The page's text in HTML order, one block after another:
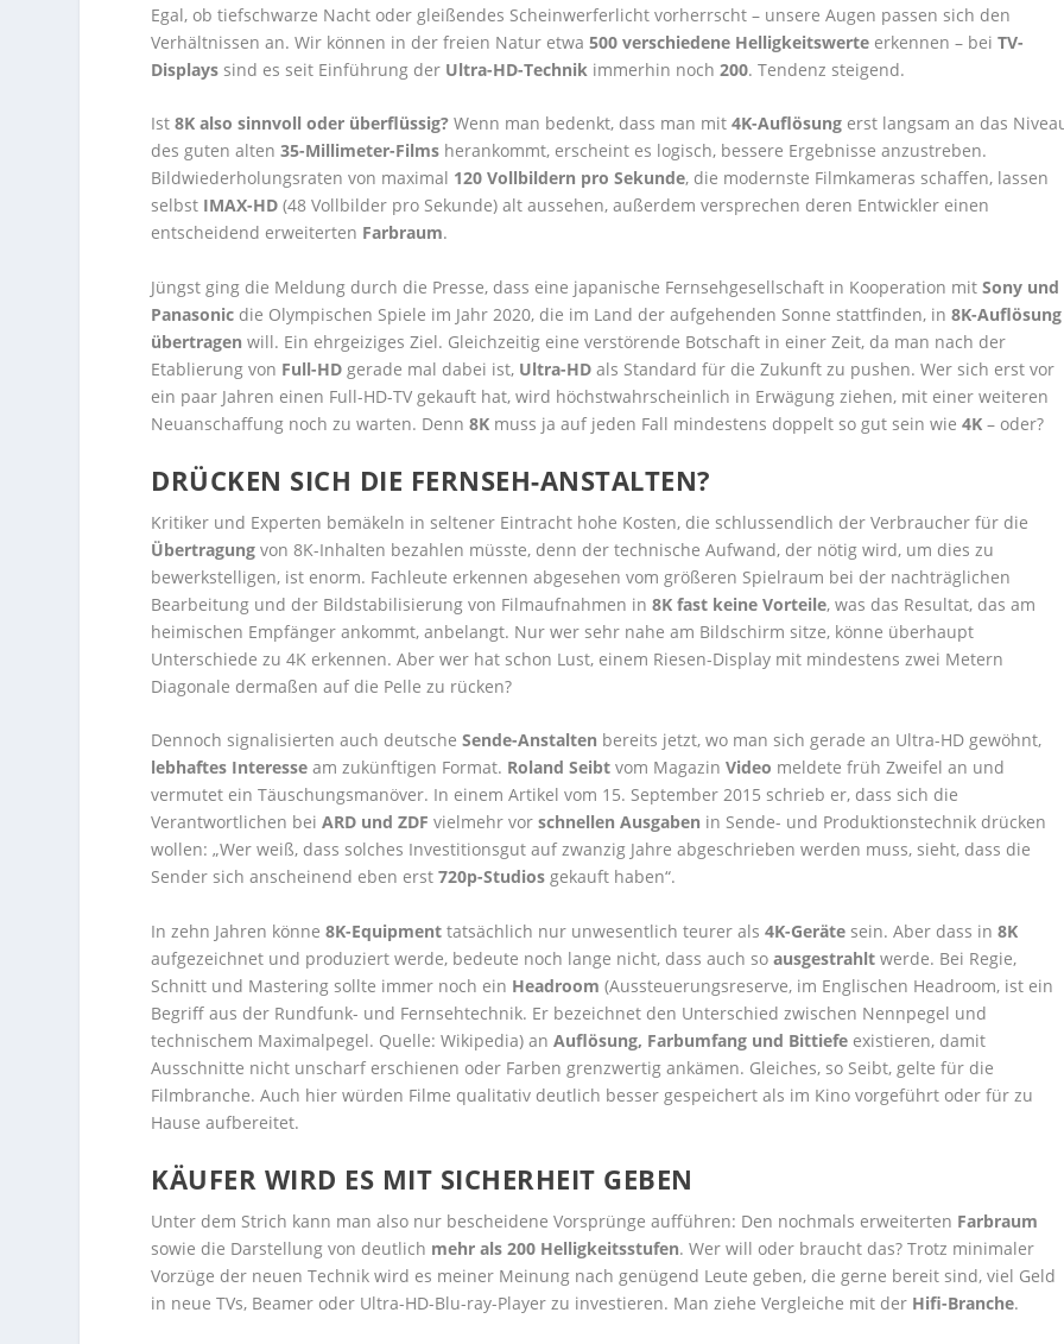
Egal, ob tiefschwarze Nacht oder gleißendes Scheinwerferlicht vorherrscht – unsere Augen passen sich den
Verhältnissen an. Wir können in der freien Natur etwa500 verschiedene Helligkeitswerte erkennen – beiTV-
Displays sind es seit Einführung der Ultra-HD-Technik immerhin noch200. Tendenz steigend.
Ist 8K also sinnvoll oder überflüssig? Wenn man bedenkt, dass man mit4K-Auflösung erst langsam an das
des guten alten35-Millimeter-Films herankommt, erscheint es logisch, bessere Ergebnisse anzustreben.
Bildwiederholungsraten von maximal 120 Vollbildern pro Sekunde, die modernste Filmkameras schaffen, lassen
selbst IMAX-HD (48 Vollbilder pro Sekunde) alt aussehen, außerdem versprechen deren Entwickler einen
entscheidend erweiterten Farbraum.
Jüngst ging die Meldung durch die Presse, dass eine japanische Fernsehgesellschaft in Kooperation mitSony und
Panasonic die Olympischen Spiele im Jahr 2020, die im Land der aufgehenden Sonne stattfinden, in8K-Auflösung
übertragen will. Ein ehrgeiziges Ziel. Gleichzeitig eine verstörende Botschaft in einer Zeit, da man nach der
Etablierung von Full-HD gerade mal dabei ist, Ultra-HD als Standard für die Zukunft zu pushen. Wer sich erst vor
ein paar Jahren einen Full-HD-TV gekauft hat, wird höchstwahrscheinlich in Erwägung ziehen, mit einer weiteren
Neuanschaffung noch zu warten. Denn8K muss ja auf jeden Fall mindestens doppelt so gut sein wie4K – oder?
DRÜCKEN SICH DIE FERNSEH-ANSTALTEN?
Kritiker und Experten bemäkeln in seltener Eintracht hohe Kosten, die schlussendlich der Verbraucher für die
Übertragung von 8K-Inhalten bezahlen müsste, denn der technische Aufwand, der nötig wird, um dies zu
bewerkstelligen, ist enorm. Fachleute erkennen abgesehen vom größeren Spielraum bei der nachträglichen
Bearbeitung und der Bildstabilisierung von Filmaufnahmen in8K fast keine Vorteile, was das Resultat, das am
heimischen Empfänger ankommt, anbelangt. Nur wer sehr nahe am Bildschirm sitze, könne überhaupt
Unterschiede zu 4K erkennen. Aber wer hat schon Lust, einem Riesen-Display mit mindestens zwei Metern
Diagonale dermaßen auf die Pelle zu rücken?
Dennoch signalisierten auch deutscheSende-Anstalten bereits jetzt, wo man sich gerade an Ultra-HD gewöhnt,
lebhaftes Interesse am zukünftigen Format. Roland Seibt vom MagazinVideo meldete früh Zweifel an und
vermutet ein Täuschungsmanöver. In einem Artikel vom 15. September 2015 schrieb er, dass sich die
Verantwortlichen beiARD und ZDF vielmehr vor schnellen Ausgaben in Sende- und Produktionstechnik drücken
wollen: „Wer weiß, dass solches Investitionsgut auf zwanzig Jahre abgeschrieben werden muss, sieht, dass die
Sender sich anscheinend eben erst720p-Studios gekauft haben“.
In zehn Jahren könne 8K-Equipment tatsächlich nur unwesentlich teurer als4K-Geräte sein. Aber dass in 8K
aufgezeichnet und produziert werde, bedeute noch lange nicht, dass auch soausgestrahlt werde. Bei Regie,
Schnitt und Mastering sollte immer noch ein Headroom (Aussteuerungsreserve, im Englischen Headroom, ist ein
Begriff aus der Rundfunk- und Fernsehtechnik. Er bezeichnet den Unterschied zwischen Nennpegel und
technischem Maximalpegel. Quelle: Wikipedia) anAuflösung, Farbumfang und Bittiefe existieren, damit
Ausschnitte nicht unscharf erschienen oder Farben grenzwertig ankämen. Gleiches, so Seibt, gelte für die
Filmbranche. Auch hier würden Filme qualitativ deutlich besser gespeichert als im Kino vorgeführt oder für zu
Hause aufbereitet.
KÄUFER WIRD ES MIT SICHERHEIT GEBEN
Unter dem Strich kann man also nur bescheidene Vorsprünge aufführen: Den nochmals erweiterten Farbraum
sowie die Darstellung von deutlich mehr als 200 Helligkeitsstufen. Wer will oder braucht das? Trotz minimaler
Vorzüge der neuen Technik wird es meiner Meinung nach genügend Leute geben, die gerne bereit sind, viel Geld
in neue TVs, Beamer oder Ultra-HD-Blu-ray-Player zu investieren. Man ziehe Vergleiche mit der Hifi-Branche.